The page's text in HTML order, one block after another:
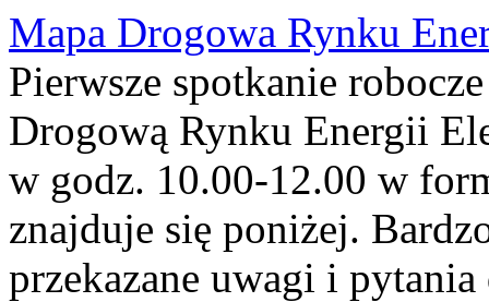
Mapa Drogowa Rynku
Pierwsze spotkanie
Drogową Rynku Energii
w godz. 10.00-12.00 w
znajduje się poniżej.
przekazane uwagi i